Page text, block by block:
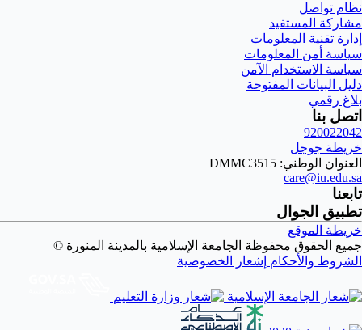
نظام تواصل
مشاركة المستفيد
إدارة تقنية المعلومات
سياسة أمن المعلومات
سياسة الاستخدام الآمن
دليل البيانات المفتوحة
بلاغ رقمي
اتصل بنا
920022042
خريطة جوجل
العنوان الوطني: DMMC3515
care@iu.edu.sa
تابعنا
تطبيق الجوال
خريطة الموقع
جميع الحقوق محفوظة الجامعة الإسلامية بالمدينة المنورة ©
الشروط والأحكام إشعار الخصوصية